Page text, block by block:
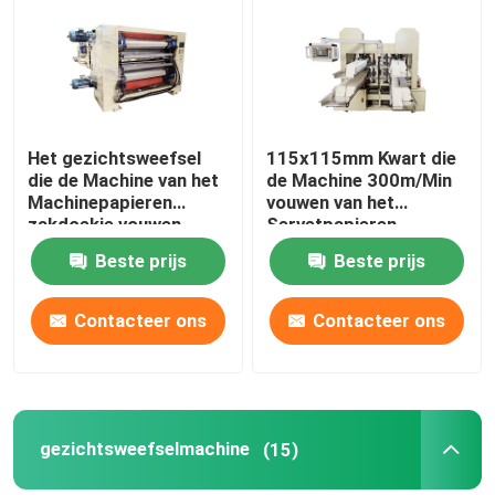
Ongeveer ons
Kwaliteitscontrole
Contacteer ons
Nieuws
Papieren zakdoekjemachine
Het gezichtsweefsel
die de Machine van het
Machinepapieren
zakdoekje vouwen
maakt Eenheid zonder
Lijm in reliëfBeste prijs
Contacteer ons
115x115mm Kwart die
de Machine 300m/Min
vouwen van het
Servetpapieren
zakdoekje
Beste prijs
Contacteer ons
gezichtsweefselmachine (15)